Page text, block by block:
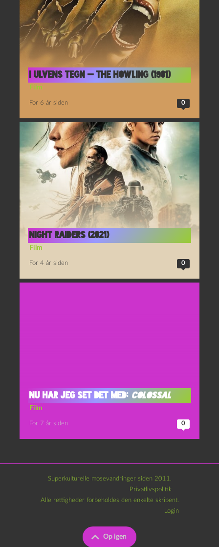
I ulvens tegn — The Howling (1981)
Film
For 6 år siden 0
Night Raiders (2021)
Film
For 4 år siden 0
Nu har jeg set det med: Colossal
Film
For 7 år siden 0
Superkulturelle mosevandringer siden 2011.
Privatlivspolitik
Op igen
Alle rettigheder forbeholdes den enkelte skribent.
Login